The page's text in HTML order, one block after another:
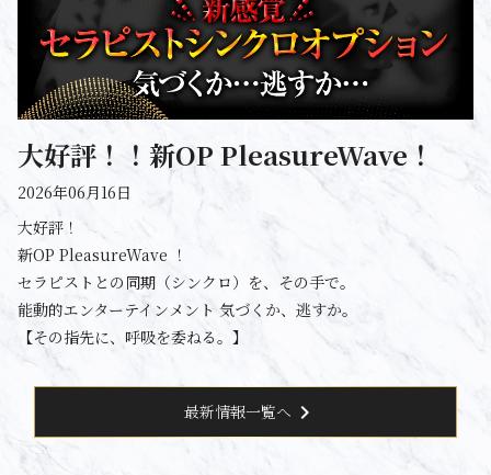
大好評！！新OP PleasureWave！
2026年06月16日
大好評！
新OP PleasureWave ！
セラピストとの同期（シンクロ）を、その手で。
能動的エンターテインメント 気づくか、逃すか。
【その指先に、呼吸を委ねる。】
最新情報一覧へ chevron_right